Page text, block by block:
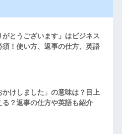
がとうございます」はビジネス
須！使い方、返事の仕方、英語
かけしました」の意味は？目上
る？返事の仕方や英語も紹介